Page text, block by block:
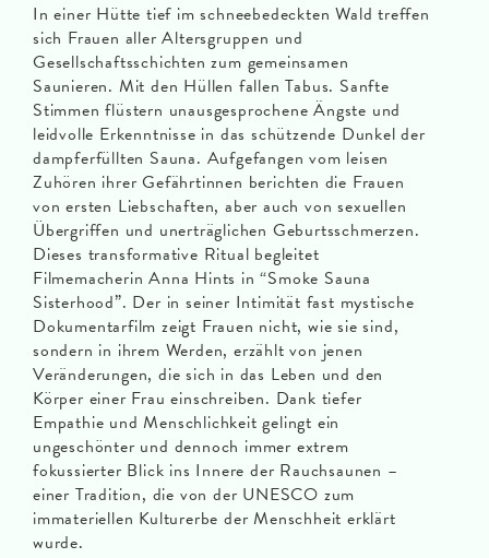
In einer Hütte tief im schneebedeckten Wald treffen
sich Frauen aller Altersgruppen und
Gesellschaftsschichten zum gemeinsamen
Saunieren. Mit den Hüllen fallen Tabus. Sanfte
Stimmen flüstern unausgesprochene Ängste und
leidvolle Erkenntnisse in das schützende Dunkel der
dampferfüllten Sauna. Aufgefangen vom leisen
Zuhören ihrer Gefährtinnen berichten die Frauen
von ersten Liebschaften, aber auch von sexuellen
Übergriffen und unerträglichen Geburtsschmerzen.
Dieses transformative Ritual begleitet
Filmemacherin Anna Hints in “Smoke Sauna
Sisterhood”. Der in seiner Intimität fast mystische
Dokumentarfilm zeigt Frauen nicht, wie sie sind,
sondern in ihrem Werden, erzählt von jenen
Veränderungen, die sich in das Leben und den
Körper einer Frau einschreiben. Dank tiefer
Empathie und Menschlichkeit gelingt ein
ungeschönter und dennoch immer extrem
fokussierter Blick ins Innere der Rauchsaunen –
einer Tradition, die von der UNESCO zum
immateriellen Kulturerbe der Menschheit erklärt
wurde.